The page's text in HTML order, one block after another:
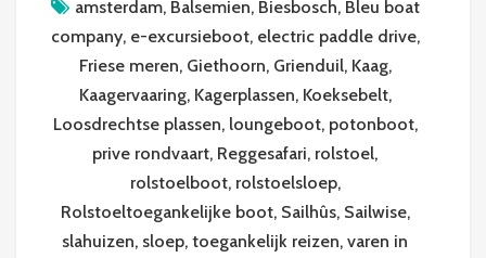
amsterdam, Balsemien, Biesbosch, Bleu boat
company, e-excursieboot, electric paddle drive,
Friese meren, Giethoorn, Grienduil, Kaag,
Kaagervaaring, Kagerplassen, Koeksebelt,
Loosdrechtse plassen, loungeboot, potonboot,
prive rondvaart, Reggesafari, rolstoel,
rolstoelboot, rolstoelsloep,
Rolstoeltoegankelijke boot, Sailhûs, Sailwise,
slahuizen, sloep, toegankelijk reizen, varen in